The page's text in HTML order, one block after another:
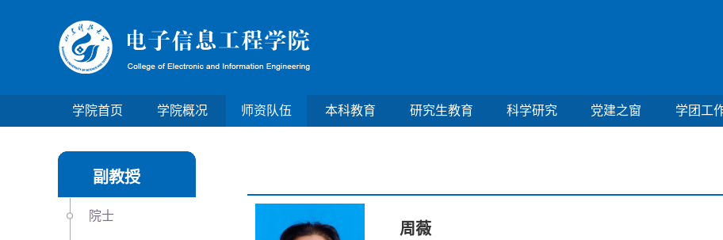
学院首页 学院概况 师资队伍 本科教育 研究生教育 科学研究 党建之窗 学团工
副教授
院士
周薇